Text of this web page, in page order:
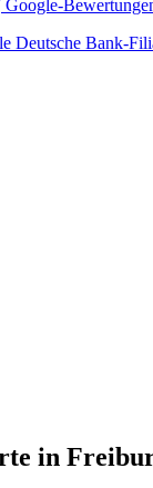
Google-
Deutsche Bank-
in